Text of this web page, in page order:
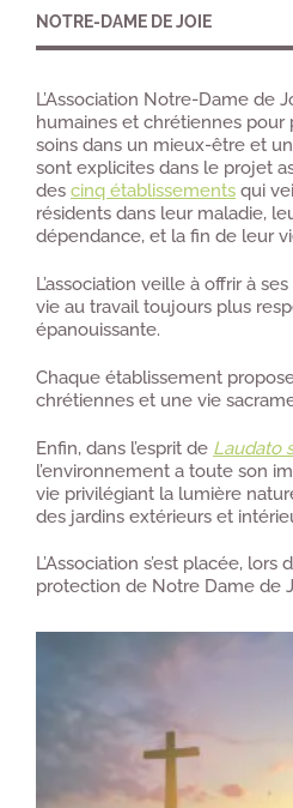
NOTRE-DAME DE JOIE
L’Association Notre-Dame de
humaines et chrétiennes pour
soins dans un mieux-être et
sont explicites dans le projet
des cinq établissements qui
résidents dans leur maladie,
dépendance, et la fin de leur
L’association veille à offrir à
vie au travail toujours plus
épanouissante.
Chaque établissement
chrétiennes et une vie
Enfin, dans l’esprit de Laudato
l’environnement a toute son
vie privilégiant la lumière
des jardins extérieurs et
L’Association s’est placée,
protection de Notre Dame de